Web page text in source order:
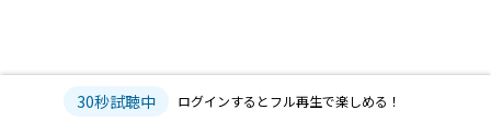
30秒試聴中 ログインするとフル再生で楽しめる！